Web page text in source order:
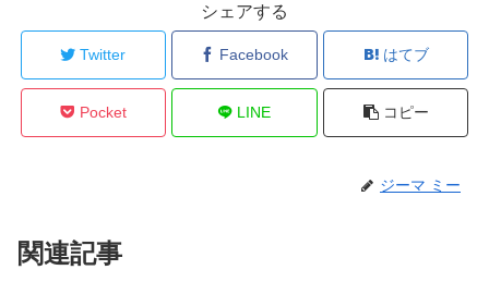
シェアする
Twitter Facebook はてブ
Pocket LINE コピー
ジーマ ミー
関連記事